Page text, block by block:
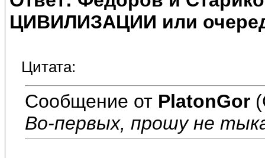
ЦИВИЛИЗАЦИИ или
Цитата:
Сообщение от PlatonGor
Во-первых, прошу не